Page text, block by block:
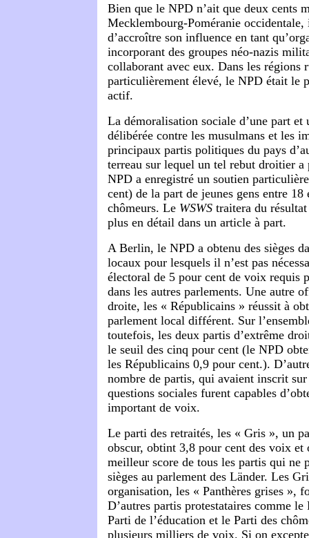
Bien que le NPD n’ait que deux cents
Mecklembourg-Poméranie occidentale,
d’accroître son influence en tant
incorporant des groupes néo-nazis
collaborant avec eux. Dans les régions
particulièrement élevé, le NPD était le
actif.
La démoralisation sociale d’une part et
délibérée contre les musulmans et les
principaux partis politiques du pays
terreau sur lequel un tel rebut droitier a
NPD a enregistré un soutien
cent) de la part de jeunes gens entre 18
chômeurs. Le WSWS traitera du
plus en détail dans un article à part.
A Berlin, le NPD a obtenu des sièges
locaux pour lesquels il n’est pas
électoral de 5 pour cent de voix requis
dans les autres parlements. Une autre
droite, les « Républicains » réussit à
parlement local différent. Sur
toutefois, les deux partis d’extrême
le seuil des cinq pour cent (le NPD
les Républicains 0,9 pour cent.).
nombre de partis, qui avaient inscrit
questions sociales furent capables
important de voix.
Le parti des retraités, les « Gris », un
obscur, obtint 3,8 pour cent des voix et
meilleur score de tous les partis qui ne
sièges au parlement des Länder. Les
organisation, les « Panthères grises »,
D’autres partis protestataires comme le
Parti de l’éducation et le Parti des
plusieurs milliers de voix. Si on